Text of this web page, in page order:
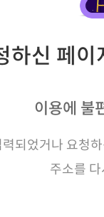
하신 페
이용에 불
되었거나 요청
주소를